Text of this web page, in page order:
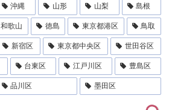
沖縄 山形 山梨 島根
和歌山 徳島 東京都港区 鳥取
新宿区 東京都中央区 世田谷区
台東区 江戸川区 豊島区
品川区 墨田区